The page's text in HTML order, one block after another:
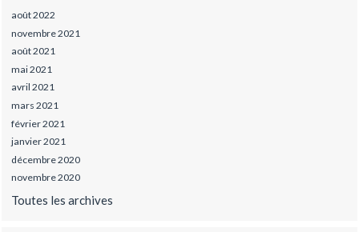
août 2022
novembre 2021
août 2021
mai 2021
avril 2021
mars 2021
février 2021
janvier 2021
décembre 2020
novembre 2020
Toutes les archives